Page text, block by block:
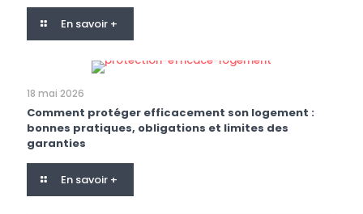
En savoir +
18 mai 2026
Comment protéger efficacement son logement :
bonnes pratiques, obligations et limites des
garanties
En savoir +